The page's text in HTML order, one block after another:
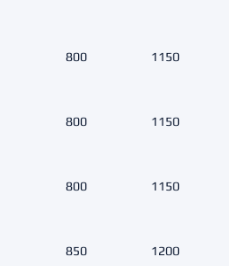
800 1150
800 1150
800 1150
850 1200